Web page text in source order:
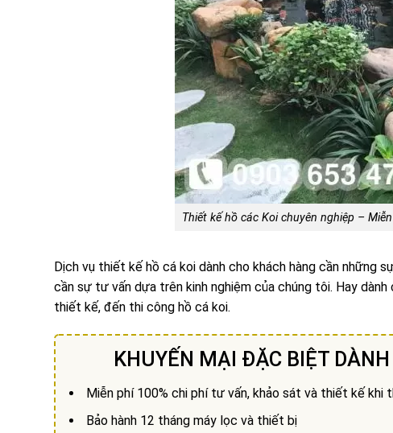
Thiết kế hồ các Koi chuyên nghiệp –
Dịch vụ thiết kế hồ cá koi dành cho khách hàng cần những
cần sự tư vấn dựa trên kinh nghiệm của chúng tôi. Hay
thiết kế, đến thi công hồ cá koi.
KHUYẾN MẠI ĐẶC BIỆT
Miễn phí 100% chi phí tư vấn, khảo sát và thiết kế khi
Bảo hành 12 tháng máy lọc và thiết bị